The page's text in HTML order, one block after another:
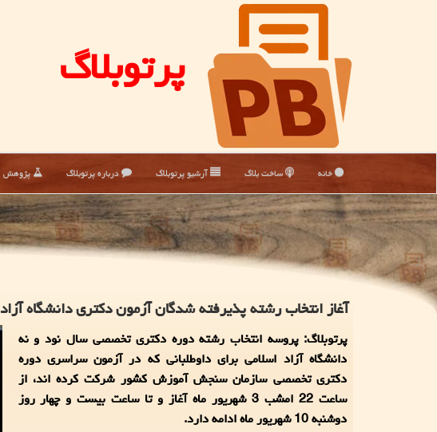
پرتوبلاگ
خانه ساخت بلاگ آرشیو پرتوبلاگ درباره پرتوبلاگ پژوهش
آغاز انتخاب رشته پذیرفته شدگان آزمون دكتری دانشگاه آزاد
پرتوبلاگ: پروسه انتخاب رشته دوره دكتری تخصصی سال نود و نه
دانشگاه آزاد اسلامی برای داوطلبانی كه در آزمون سراسری دوره
دكتری تخصصی سازمان سنجش آموزش كشور شركت كرده اند، از
ساعت 22 امشب 3 شهریور ماه آغاز و تا ساعت بیست و چهار روز
دوشنبه 10 شهریور ماه ادامه دارد.